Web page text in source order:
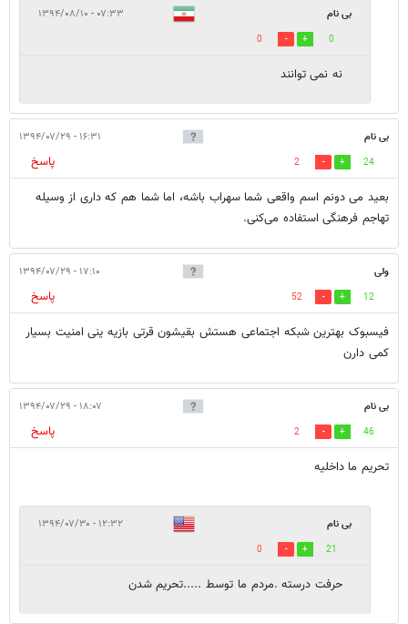
بی نام ۰۷:۳۳ - ۱۳۹۴/۰۸/۱۰
0
0
نه نمی توانند
بی نام ۱۶:۳۱ - ۱۳۹۴/۰۷/۲۹
24
2
پاسخ
بعید می دونم اسم واقعی شما سهراب باشه، اما شما هم که داری از وسیله
تهاجم فرهنگی استفاده می‌کنی.
ولی ۱۷:۱۰ - ۱۳۹۴/۰۷/۲۹
12
52
پاسخ
فیسبوک بهترین شبکه اجتماعی هستش بقیشون قرتی بازیه ینی امنیت بسیار
کمی دارن
بی نام ۱۸:۰۷ - ۱۳۹۴/۰۷/۲۹
46
2
پاسخ
تحریم ما داخلیه
بی نام ۱۲:۳۲ - ۱۳۹۴/۰۷/۳۰
21
0
حرفت درسته .مردم ما توسط .....تحریم شدن